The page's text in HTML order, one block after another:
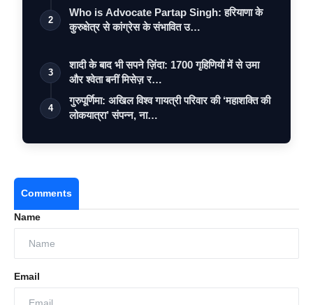
2
Who is Advocate Partap Singh: हरियाणा के
कुरुक्षेत्र से कांग्रेस के संभावित उ…
3
शादी के बाद भी सपने ज़िंदा: 1700 गृहिणियों में से उमा
और श्वेता बनीं मिसेज़ र…
4
गुरुपूर्णिमा: अखिल विश्व गायत्री परिवार की ‘महाशक्ति की
लोकयात्रा’ संपन्न, ना…
Comments
Name
Email